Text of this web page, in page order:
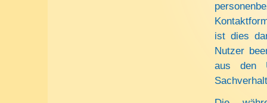
ist dies
Nutzer
aus den